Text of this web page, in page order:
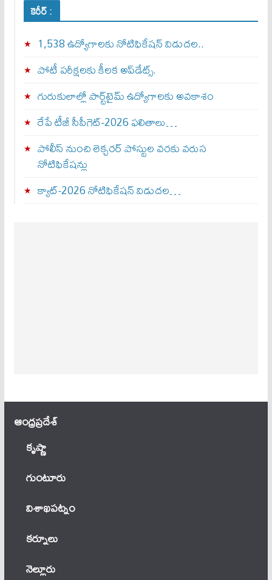
కెరీర్ :
1,538 ఉద్యోగాలకు నోటిఫికేషన్ విడుదల..
పోటీ పరీక్షలకు కీలక అప్‌డేట్స్.
గురుకులాల్లో పార్ట్‌టైమ్ ఉద్యోగాలకు అవకాశం
రేపే టీజీ సీపీగెట్‌-2026 ఫలితాలు…
పోలీస్ నుంచి లెక్చరర్ పోస్టుల వరకు వరుస
నోటిఫికేషన్లు
క్యాట్-2026 నోటిఫికేషన్ విడుదల…
ఆంధ్ర‌ప్ర‌దేశ్
కృష్ణా
గుంటూరు
విశాఖపట్నం
కర్నూలు
నెల్లూరు